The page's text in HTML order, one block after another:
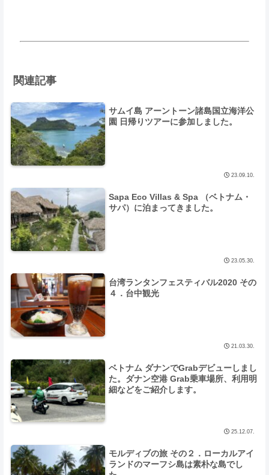
関連記事
サムイ島 アーントーン諸島国立海洋公
園 日帰りツアーに参加しました。
23.09.10.
Sapa Eco Villas & Spa （ベトナム・
サパ）に泊まってきました。
23.05.30.
台湾ランタンフェスティバル2020 その
４．台中観光
21.03.30.
ベトナム ダナンでGrabデビューしまし
た。ダナン空港 Grab乗車場所、利用明
細などをご紹介します。
25.12.07.
モルディブの旅 その２．ローカルアイ
ランドのマーフシ島は素朴な島でし